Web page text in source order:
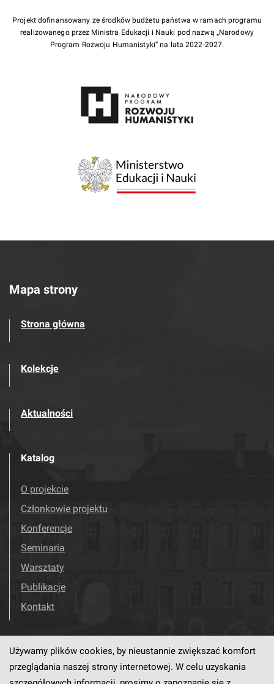
Projekt dofinansowany ze środków budżetu państwa w ramach programu
realizowanego przez Ministra Edukacji i Nauki pod nazwą „Narodowy
Program Rozwoju Humanistyki” na lata 2022-2027.
Mapa strony
Strona główna
Kolekcje
Aktualności
Katalog
O projekcie
Członkowie projektu
Konferencje
Seminaria
Warsztaty
Publikacje
Kontakt
Odwiedź nas! Facebook
Używamy plików cookies, by nieustannie zwiększać komfort
przeglądania naszej strony internetowej. W celu uzyskania